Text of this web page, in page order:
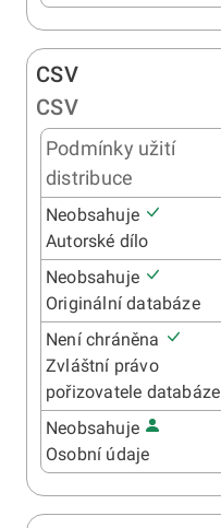
CSV
CSV
Podmínky užití
distribuce
Neobsahuje
Autorské dílo
Neobsahuje
Originální databáze
Není chráněna
Zvláštní právo
pořizovatele databáze
Neobsahuje
Osobní údaje